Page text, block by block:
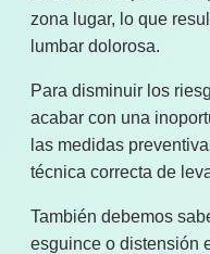
zona lugar, lo que
lumbar dolorosa.
Para disminuir los
acabar con una
las medidas
técnica correcta de
También debemos
esguince o distensión